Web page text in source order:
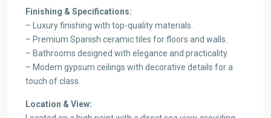
Finishing & Specifications:
– Luxury finishing with top-quality materials.
– Premium Spanish ceramic tiles for floors and walls.
– Bathrooms designed with elegance and practicality.
– Modern gypsum ceilings with decorative details for a
touch of class.
Location & View: